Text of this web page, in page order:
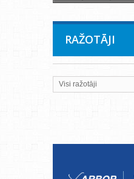
RAŽOTĀJI
Visi ražotāji